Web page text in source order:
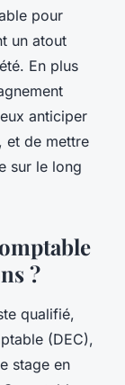
pour
un atout
En plus
anticiper
et de mettre
sur le long
?
qualifié,
(DEC),
stage en